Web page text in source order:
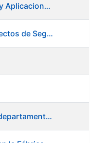
Técnico de Mantenimiento y Aplicaciones Industriales
BE 04/21 - Técnico de Proyectos de Seguridad
Revisor de finalizado en el departamento Fábrica de Papel - Burgos